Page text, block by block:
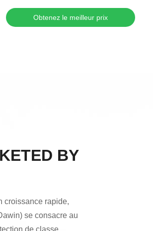
Obtenez le meilleur prix
BY
croissance rapide,
se consacre au
de classe